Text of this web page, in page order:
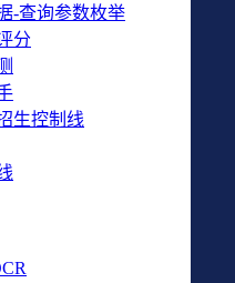
-查询参数枚举
分
生控制线